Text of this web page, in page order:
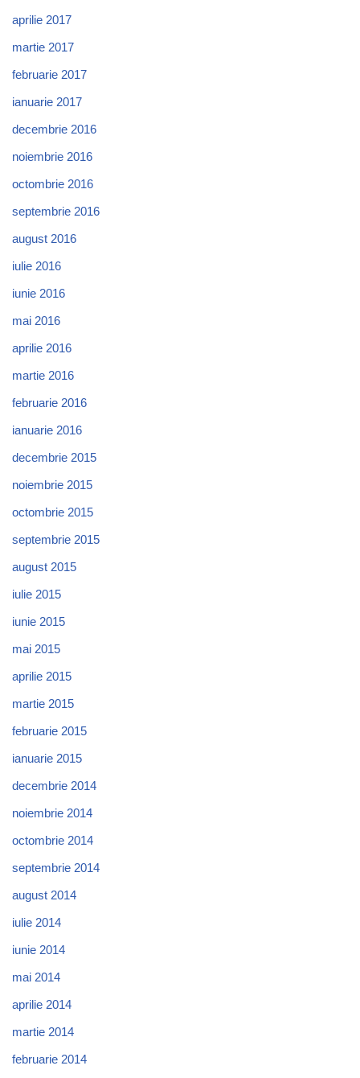
aprilie 2017
martie 2017
februarie 2017
ianuarie 2017
decembrie 2016
noiembrie 2016
octombrie 2016
septembrie 2016
august 2016
iulie 2016
iunie 2016
mai 2016
aprilie 2016
martie 2016
februarie 2016
ianuarie 2016
decembrie 2015
noiembrie 2015
octombrie 2015
septembrie 2015
august 2015
iulie 2015
iunie 2015
mai 2015
aprilie 2015
martie 2015
februarie 2015
ianuarie 2015
decembrie 2014
noiembrie 2014
octombrie 2014
septembrie 2014
august 2014
iulie 2014
iunie 2014
mai 2014
aprilie 2014
martie 2014
februarie 2014